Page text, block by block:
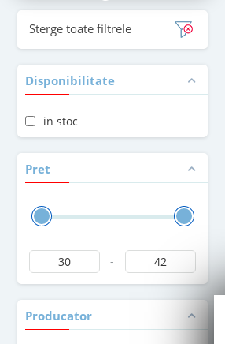
Sterge toate filtrele
Disponibilitate
in stoc
Pret
-
Producator